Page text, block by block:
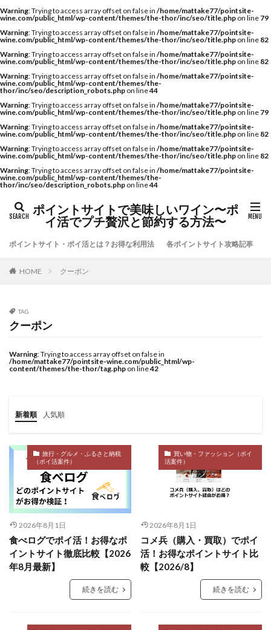
Warning: Trying to access array offset on false in /home/mattake77/pointsite-
wine.com/public_html/wp-content/themes/the-thor/inc/seo/title.php on line 79
Warning: Trying to access array offset on false in /home/mattake77/pointsite-
wine.com/public_html/wp-content/themes/the-thor/inc/seo/title.php on line 82
Warning: Trying to access array offset on false in /home/mattake77/pointsite-
wine.com/public_html/wp-content/themes/the-thor/inc/seo/title.php on line 82
Warning: Trying to access array offset on false in /home/mattake77/pointsite-
wine.com/public_html/wp-content/themes/the-
thor/inc/seo/description_robots.php on line44
Warning: Trying to access array offset on false in /home/mattake77/pointsite-
wine.com/public_html/wp-content/themes/the-thor/inc/seo/title.php on line 79
Warning: Trying to access array offset on false in /home/mattake77/pointsite-
wine.com/public_html/wp-content/themes/the-thor/inc/seo/title.php on line 82
Warning: Trying to access array offset on false in /home/mattake77/pointsite-
wine.com/public_html/wp-content/themes/the-thor/inc/seo/title.php on line 82
Warning: Trying to access array offset on false in /home/mattake77/pointsite-
wine.com/public_html/wp-content/themes/the-
thor/inc/seo/description_robots.php on line44
ポイントサイトで美味しいワイン〜ポ
イ活でプチ贅沢と節約する方法〜
ポイントサイト・ポイ活とは？お得な利用法 各ポイントサイト攻略記事
HOME クーポン
TAG
クーポン
Warning: Trying to access array offset on false in
/home/mattake77/pointsite-wine.com/public_html/wp-
content/themes/the-thor/tag.php on line42
新着順 人気順
旅行・グルメ・ふるさと納税
（ポイ活案件）
2026年8月1日
食べログでポイ活！お得なポ
イントサイト徹底比較【2026
年8月最新】
続きを読む
買い物・ファッション（ポイ
活案件）
2026年8月1日
コメ兵（購入・買取）でポイ
活！お得なポイントサイト比
較【2026/8】
続きを読む